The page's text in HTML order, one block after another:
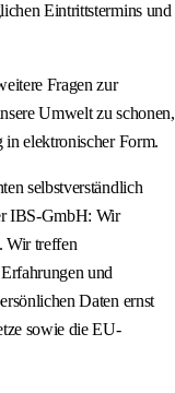
Eintrittstermins und
Fragen zur
Umwelt zu schonen,
elektronischer Form.
selbstverständlich
IBS-GmbH: Wir
Wir treffen
und
Daten ernst
sowie die EU-